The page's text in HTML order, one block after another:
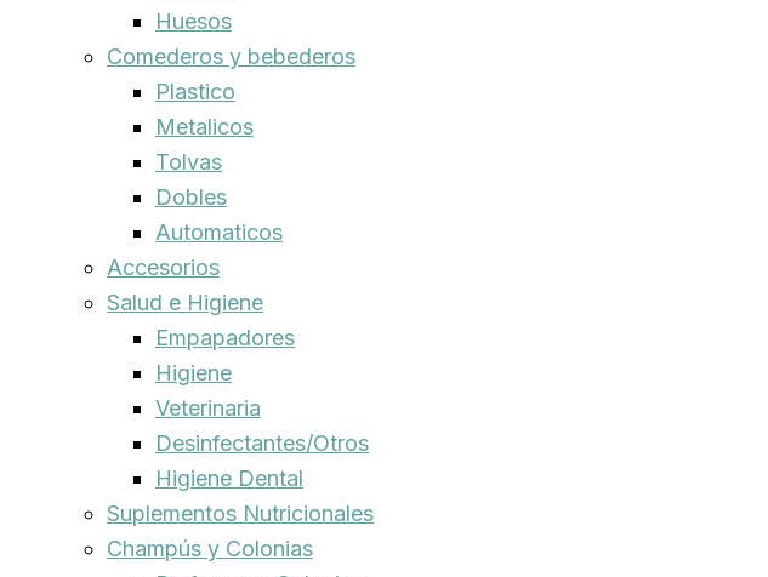
Huesos
Comederos y bebederos
Plastico
Metalicos
Tolvas
Dobles
Automaticos
Accesorios
Salud e Higiene
Empapadores
Higiene
Veterinaria
Desinfectantes/Otros
Higiene Dental
Suplementos Nutricionales
Champús y Colonias